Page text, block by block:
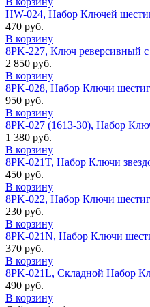
HW-024, Набор Ключей
470 руб.
В корзину
8PK-227, Ключ реверсивный с
2 850 руб.
В корзину
8PK-028, Набор Ключи
950 руб.
В корзину
8PK-027 (1613-30), Набор
1 380 руб.
В корзину
8PK-021T, Набор Ключи
450 руб.
В корзину
8PK-022, Набор Ключи
230 руб.
В корзину
8PK-021N, Набор Ключи
370 руб.
В корзину
8PK-021L, Складной Набор
490 руб.
В корзину